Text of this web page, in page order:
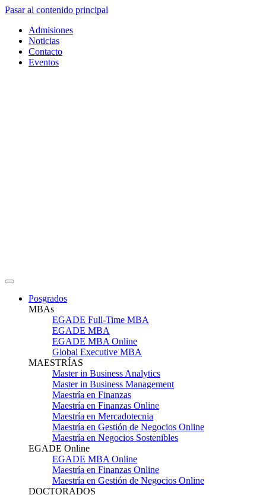
Pasar al contenido principal
Admisiones
Noticias
Contacto
Eventos
Posgrados
MBAs
EGADE Full-Time MBA
EGADE MBA
EGADE MBA Online
Global Executive MBA
MAESTRÍAS
Master in Business Analytics
Master in Business Management
Maestría en Finanzas
Maestría en Finanzas Online
Maestría en Mercadotecnia
Maestría en Gestión de Negocios Online
Maestría en Negocios Sostenibles
EGADE Online
EGADE MBA Online
Maestría en Finanzas Online
Maestría en Gestión de Negocios Online
DOCTORADOS